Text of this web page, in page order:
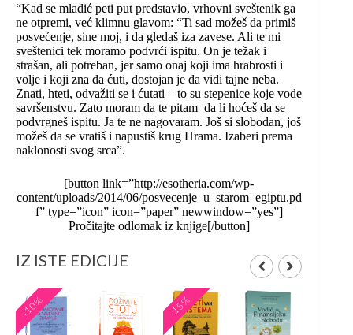
“Kad se mladić peti put predstavio, vrhovni sveštenik ga
ne otpremi, već klimnu glavom: “Ti sad možeš da primiš
posvećenje, sine moj, i da gledaš iza zavese. Ali te mi
sveštenici tek moramo podvrći ispitu. On je težak i
strašan, ali potreban, jer samo onaj koji ima hrabrosti i
volje i koji zna da ćuti, dostojan je da vidi tajne neba.
Znati, hteti, odvažiti se i ćutati – to su stepenice koje vode
savršenstvu. Zato moram da te pitam ­ da li hoćeš da se
podvrgneš ispitu. Ja te ne nagovaram. Još si slobodan, još
možeš da se vratiš i napustiš krug Hrama. Izaberi prema
naklonosti svog srca”.
[button link=”http://esotheria.com/wp-
content/uploads/2014/06/posvecenje_u_starom_egiptu.pd
f” type=”icon” icon=”paper” newwindow=”yes”]
Pročitajte odlomak iz knjige[/button]
IZ ISTE EDICIJE
-10% -15%